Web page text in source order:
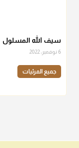
سيف الله المسلول
6 نوفمبر، 2022
جميع المرئيات